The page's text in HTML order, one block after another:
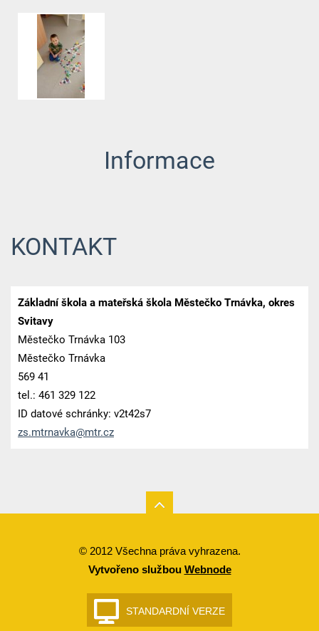
Informace
KONTAKT
Základní škola a mateřská škola Městečko Trnávka, okres
Svitavy
Městečko Trnávka 103
Městečko Trnávka
569 41
tel.: 461 329 122
ID datové schránky: v2t42s7
zs.mtrnavka@mtr.cz
© 2012 Všechna práva vyhrazena.
Vytvořeno službou Webnode
STANDARDNÍ VERZE